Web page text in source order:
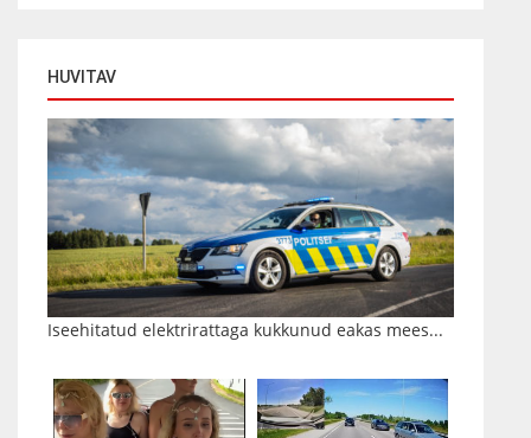
HUVITAV
Iseehitatud elektrirattaga kukkunud eakas mees...